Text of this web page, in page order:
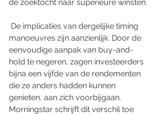
de zoektocht naar superieure winsten.
manoeuvres zijn aanzienlijk. Door de
eenvoudige aanpak van buy-and-
hold te negeren, zagen investeerders
bijna een vijfde van de rendementen
die ze anders hadden kunnen
genieten, aan zich voorbijgaan.
Morningstar schrijft dit verschil toe